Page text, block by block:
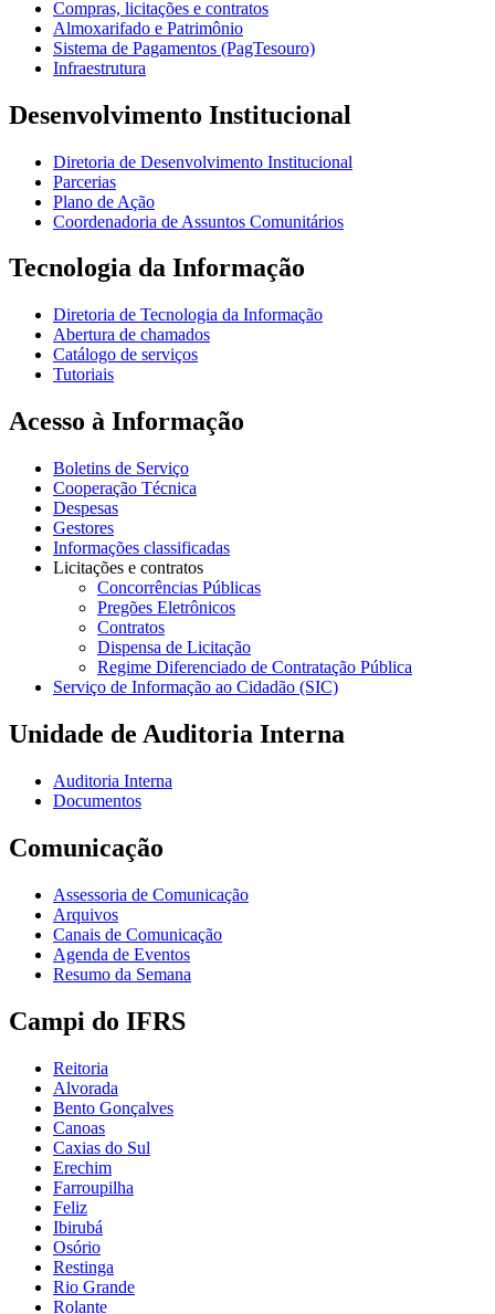
Compras, licitações e contratos
Almoxarifado e Patrimônio
Sistema de Pagamentos (PagTesouro)
Infraestrutura
Desenvolvimento Institucional
Diretoria de Desenvolvimento Institucional
Parcerias
Plano de Ação
Coordenadoria de Assuntos Comunitários
Tecnologia da Informação
Diretoria de Tecnologia da Informação
Abertura de chamados
Catálogo de serviços
Tutoriais
Acesso à Informação
Boletins de Serviço
Cooperação Técnica
Despesas
Gestores
Informações classificadas
Licitações e contratos
Concorrências Públicas
Pregões Eletrônicos
Contratos
Dispensa de Licitação
Regime Diferenciado de Contratação Pública
Serviço de Informação ao Cidadão (SIC)
Unidade de Auditoria Interna
Auditoria Interna
Documentos
Comunicação
Assessoria de Comunicação
Arquivos
Canais de Comunicação
Agenda de Eventos
Resumo da Semana
Campi do IFRS
Reitoria
Alvorada
Bento Gonçalves
Canoas
Caxias do Sul
Erechim
Farroupilha
Feliz
Ibirubá
Osório
Restinga
Rio Grande
Rolante